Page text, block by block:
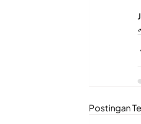
Postingan